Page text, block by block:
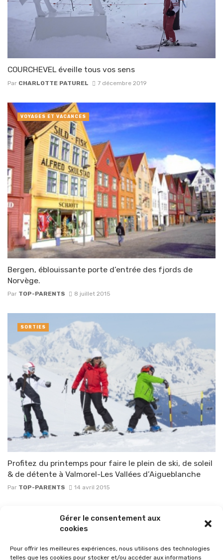
Gérer le consentement aux
cookies
Pour offrir les meilleures expériences, nous utilisons des technologies
telles que les cookies pour stocker et/ou accéder aux informations
COURCHEVEL éveille tous vos sens
Par CHARLOTTE PATUREL 7 décembre 2019
Bergen, éblouissante porte d’entrée des fjords de
Norvège.
Par TOP-PARENTS 8 juillet 2015
VOYAGES ET VACANCES
Profitez du printemps pour faire le plein de ski, de soleil
& de détente à Valmorel-Les Vallées d’Aigueblanche
Par TOP-PARENTS 14 avril 2015
SORTIES
1 2 3